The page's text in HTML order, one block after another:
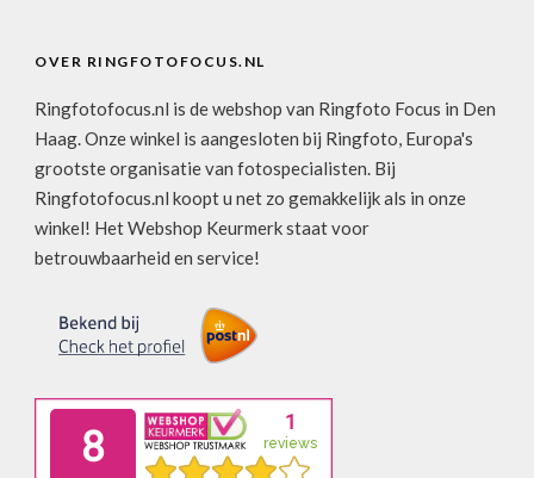
OVER RINGFOTOFOCUS.NL
Ringfotofocus.nl is de webshop van Ringfoto Focus in Den
Haag. Onze winkel is aangesloten bij Ringfoto, Europa's
grootste organisatie van fotospecialisten. Bij
Ringfotofocus.nl koopt u net zo gemakkelijk als in onze
winkel! Het Webshop Keurmerk staat voor
betrouwbaarheid en service!